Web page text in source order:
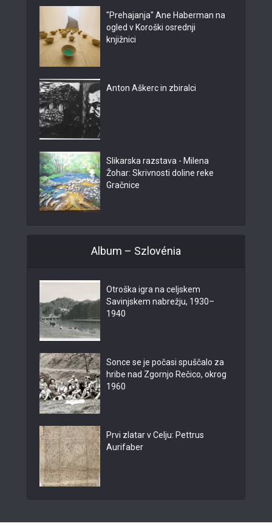
"Prehajanja" Ane Haberman na
ogled v Koroški osrednji
knjižnici
Anton Aškerc in zbiralci
Slikarska razstava - Milena
Žohar: Skrivnosti doline reke
Gračnice
Album – Szlovénia
Otroška igra na celjskem
Savinjskem nabrežju, 1930–
1940
Sonce se je počasi spuščalo za
hribe nad Zgornjo Rečico, okrog
1960
Prvi zlatar v Celju: Pettrus
Aurifaber